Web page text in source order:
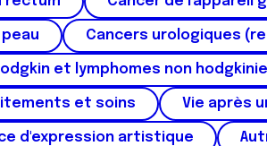
Cancers urologiques
et lymphomes non
et soins Vie après
d'expression artistique